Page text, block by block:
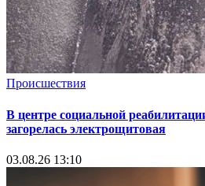
Происшествия
В центре социальной
загорелась электрощитовая
03.08.26 13:10